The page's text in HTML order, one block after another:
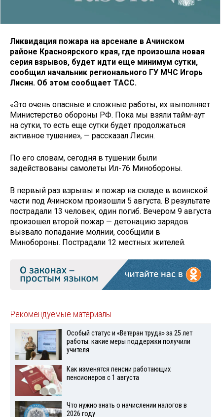
Ликвидация пожара на арсенале в Ачинском
районе Красноярского края, где произошла новая
серия взрывов, будет идти еще минимум сутки,
сообщил начальник регионального ГУ МЧС Игорь
Лисин. Об этом сообщает ТАСС.
«Это очень опасные и сложные работы, их выполняет
Министерство обороны РФ. Пока мы взяли тайм-аут
на сутки, то есть еще сутки будет продолжаться
активное тушение», — рассказал Лисин.
По его словам, сегодня в тушении были
задействованы самолеты Ил-76 Минобороны.
В первый раз взрывы и пожар на складе в воинской
части под Ачинском произошли 5 августа. В результате
пострадали 13 человек, один погиб. Вечером 9 августа
произошел второй пожар — детонацию зарядов
вызвало попадание молнии, сообщили в
Минобороны. Пострадали 12 местных жителей.
Рекомендуемые материалы
Особый статус и «Ветеран труда» за 25 лет
работы: какие меры поддержки получили
учителя
Как изменятся пенсии работающих
пенсионеров с 1 августа
Что нужно знать о начислении налогов в
2026 году